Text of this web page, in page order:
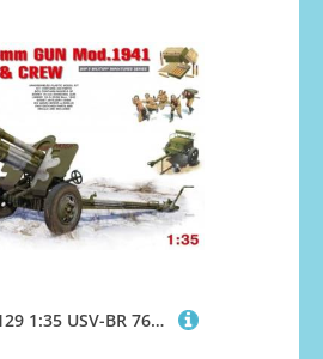
Mini Art 35129 1:35 USV-BR 76mm Gesch. m.Anh. 1941 (5) - originalgetreue Nachbildung, Modellbau, Plastik Bausatz, Basteln, Hobby, Kleben, Modellbausatz, Zusammenbauen, unlackiert